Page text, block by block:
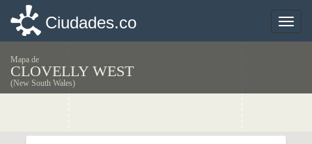
Toggle
Ciudades.co
Mapa de
CLOVELLY WEST
(New South Wales)
Toggle
Ciudades.co